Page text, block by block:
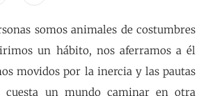
somos animales de costumbres
un hábito, nos aferramos a él
movidos por la inercia y las pautas
cuesta un mundo caminar en otra